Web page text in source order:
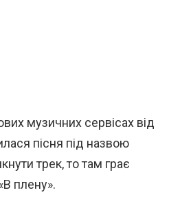
музичних сервісах від
пісня під назвою
трек, то там грає
плену».